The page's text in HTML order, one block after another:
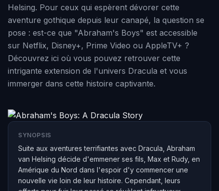
Helsing. Pour ceux qui espèrent dévorer cette
aventure gothique depuis leur canapé, la question se
pose : est-ce que "Abraham's Boys" est accessible
sur Netflix, Disney+, Prime Video ou AppleTV+ ?
Découvrez ici où vous pouvez retrouver cette
intrigante extension de l'univers Dracula et vous
immerger dans cette histoire captivante.
SYNOPSIS
Suite aux aventures terrifiantes avec Dracula, Abraham
van Helsing décide d'emmener ses fils, Max et Rudy, en
Amérique du Nord dans l'espoir d'y commencer une
nouvelle vie loin de leur histoire. Cependant, leurs